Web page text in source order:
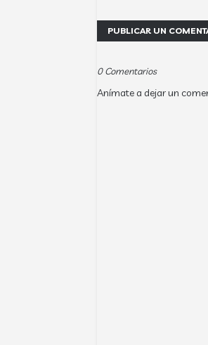
PUBLICAR UN
0 Comentarios
Anímate a dejar un